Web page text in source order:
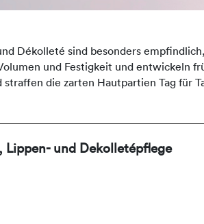
Dékolleté sind besonders
und Festigkeit und entwickeln
die zarten Hautpartien Tag für
Lippen- und Dekolletépflege